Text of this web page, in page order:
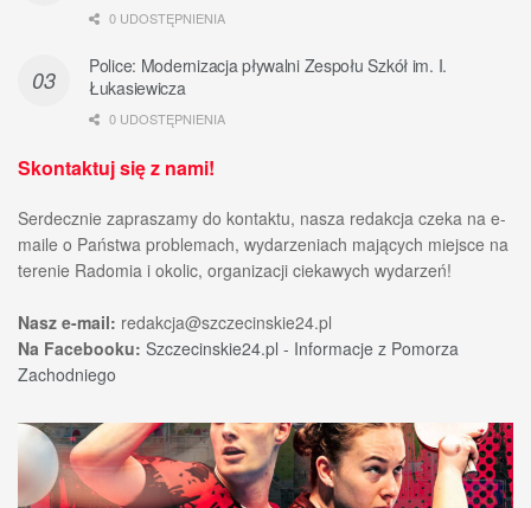
0 UDOSTĘPNIENIA
Police: Modernizacja pływalni Zespołu Szkół im. I.
Łukasiewicza
0 UDOSTĘPNIENIA
Skontaktuj się z nami!
Serdecznie zapraszamy do kontaktu, nasza redakcja czeka na e-
maile o Państwa problemach, wydarzeniach mających miejsce na
terenie Radomia i okolic, organizacji ciekawych wydarzeń!
Nasz e-mail: redakcja@szczecinskie24.pl
Na Facebooku: Szczecinskie24.pl - Informacje z Pomorza
Zachodniego